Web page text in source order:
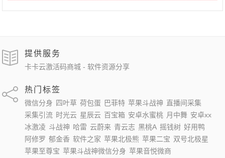
提供服务
卡卡云激活码商城 - 软件资源分享
热门标签
微信分身 四叶草 荷包蛋 巴菲特 苹果斗战神 直播间采集
采集引流 时光云 星辰云 百宝箱 安卓水蜜桃 月中舞 安卓xx
冰激凌 斗战神 哈雷 云蔚来 青云志 黑桃A 摇钱树 好用鸭
阿修罗 郁金香 软件之家 苹果北极熊 苹果二宝 双号北极星
苹果至尊宝 苹果斗战神微信分身 苹果音悦微商